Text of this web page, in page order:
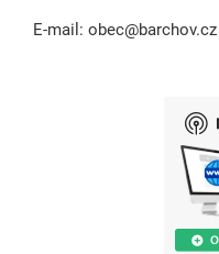
E-mail: obec@barchov.cz